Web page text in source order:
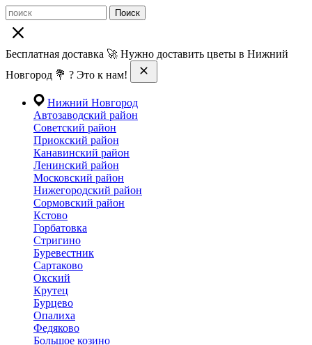
Поиск
Бесплатная доставка 🚀 Нужно доставить цветы в Нижний
Новгород 💐 ? Это к нам!
Нижний Новгород
Автозаводский район
Советский район
Приокский район
Канавинский район
Ленинский район
Московский район
Нижегородский район
Сормовский район
Кстово
Горбатовка
Стригино
Буревестник
Сартаково
Окский
Крутец
Бурцево
Опалиха
Федяково
Большое козино